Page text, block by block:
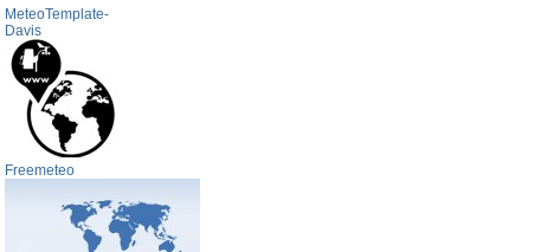
MeteoTemplate-
Davis
Freemeteo